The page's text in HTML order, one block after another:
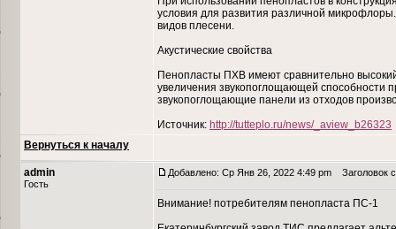
условия для развития различной
видов плесени.
Акустические свойства
Пенопласты ПХВ имеют сравнительно
увеличения звукопоглощающей
звукопоглощающие панели из отходов
Источник: http://tutteplo.ru/news/_aview_b26323
Вернуться к началу
admin
Гость
Добавлено: Ср Янв 26, 2022 4:49 pm Заголовок
Внимание! потребителям пенопласта ПС-1